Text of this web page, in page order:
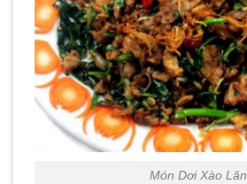
Món Dơi Xào Lăn